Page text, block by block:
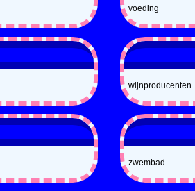
voeding
wijnproducenten
zwembad